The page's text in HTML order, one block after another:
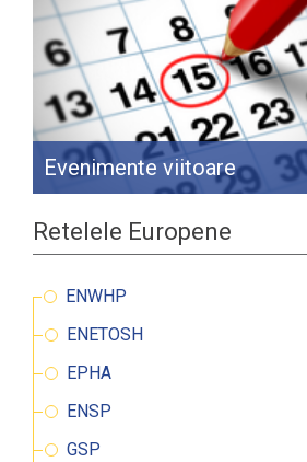
Evenimente viitoare
Retelele Europene
ENWHP
ENETOSH
EPHA
ENSP
GSP